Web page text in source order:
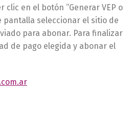
clic en el botón “Generar VEP o
pantalla seleccionar el sitio de
para abonar. Para finalizar
de pago elegida y abonar el